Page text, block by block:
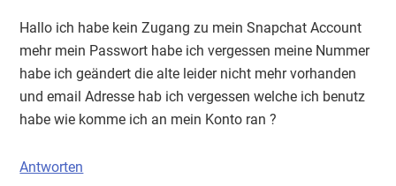
Hallo ich habe kein Zugang zu mein Snapchat Account
mehr mein Passwort habe ich vergessen meine Nummer
habe ich geändert die alte leider nicht mehr vorhanden
und email Adresse hab ich vergessen welche ich benutz
habe wie komme ich an mein Konto ran ?
Antworten